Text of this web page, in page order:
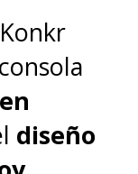
diseño